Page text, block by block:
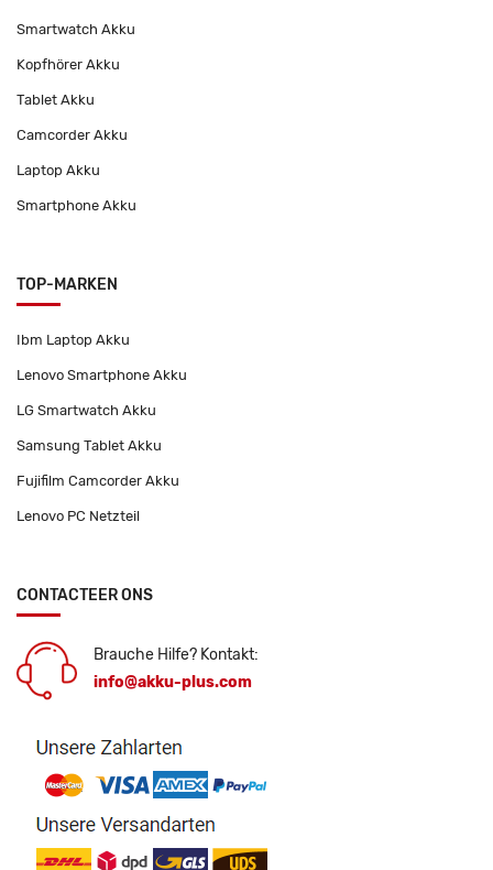
Smartwatch Akku
Kopfhörer Akku
Tablet Akku
Camcorder Akku
Laptop Akku
Smartphone Akku
TOP-MARKEN
Ibm Laptop Akku
Lenovo Smartphone Akku
LG Smartwatch Akku
Samsung Tablet Akku
Fujifilm Camcorder Akku
Lenovo PC Netzteil
CONTACTEER ONS
Brauche Hilfe? Kontakt:
info@akku-plus.com